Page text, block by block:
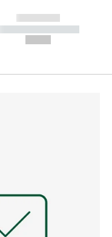
------------
-----------